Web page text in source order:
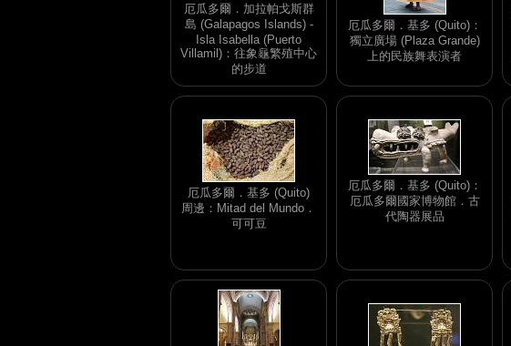
厄瓜多爾．加拉帕戈斯群
島 (Galapagos Islands) -
Isla Isabella (Puerto
Villamil)：往象龜繁殖中心
的步道
厄瓜多爾．基多 (Quito)：
獨立廣場 (Plaza Grande)
上的民族舞表演者
厄瓜多爾．基多 (Quito)
周邊：Mitad del Mundo．
可可豆
厄瓜多爾．基多 (Quito)：
厄瓜多爾國家博物館．古
代陶器展品